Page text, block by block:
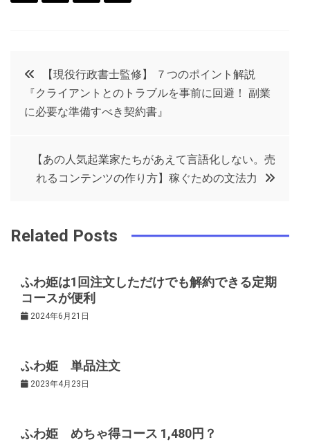
b
t
e
e
r
s
t
e
d
投
稿
シ
ン
【現役行政書士監修】 ７つのポイント解説
『クライアントとのトラブルを事前に回避！ 副業
に必要な準備すべき契約書』
【あの人気起業家たちがあえて言語化しない。売
れるコンテンツの作り方】稼ぐための文法力
Related Posts
ふわ姫は1回注文しただけでも解約できる定期
コースが便利
2024年6月21日
ふわ姫 単品注文
2023年4月23日
ふわ姫 めちゃ得コース 1,480円？